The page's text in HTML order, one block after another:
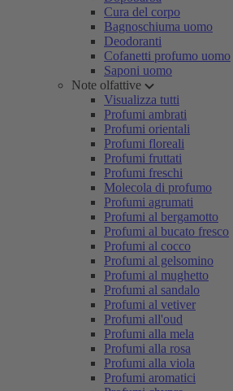
Cura del corpo
Bagnoschiuma uomo
Deodoranti
Cofanetti profumo uomo
Saponi uomo
Note olfattive
Visualizza tutti
Profumi ambrati
Profumi orientali
Profumi floreali
Profumi fruttati
Profumi freschi
Molecola di profumo
Profumi agrumati
Profumi al bergamotto
Profumi al bucato fresco
Profumi al cocco
Profumi al gelsomino
Profumi al mughetto
Profumi al sandalo
Profumi al vetiver
Profumi all'oud
Profumi alla mela
Profumi alla rosa
Profumi alla viola
Profumi aromatici